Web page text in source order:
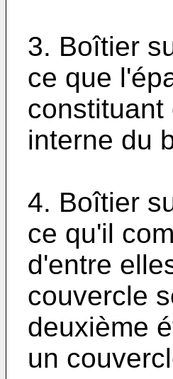
3. Boîtier
ce que
constituant
interne du
4. Boîtier
ce qu'il
d'entre
couvercle
deuxième
un